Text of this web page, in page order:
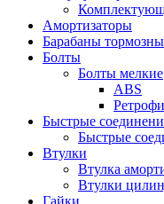
Амортизаторы
Барабаны
Болты
Болты мелкие
ABS
Быстрые
Быстрые
Втулки
Втулка
Втулки
Гайки